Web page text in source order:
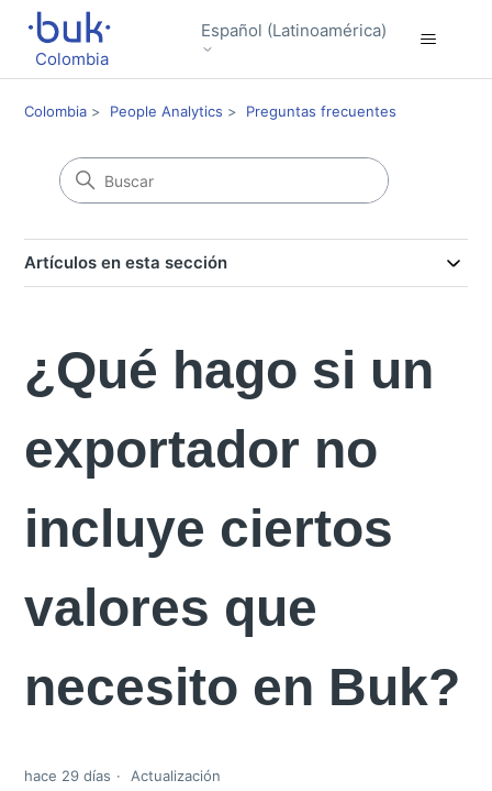
Colombia
Español (Latinoamérica)
Colombia People Analytics Preguntas frecuentes
Artículos en esta sección
¿Qué hago si un
exportador no
incluye ciertos
valores que
necesito en Buk?
hace 29 días Actualización